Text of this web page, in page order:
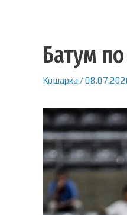
Батум
Кошарка /